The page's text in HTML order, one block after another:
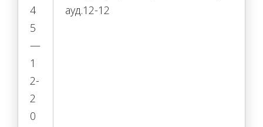
4
5
—
1
2-
2
0
ауд.12-12